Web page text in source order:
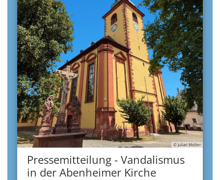
© Julian Molter
Pressemitteilung - Vandalismus
in der Abenheimer Kirche